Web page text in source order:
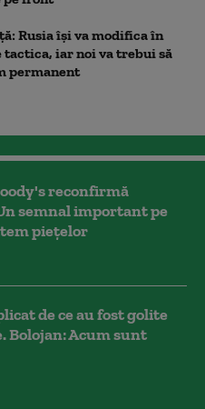
Rusia își va modifica în
iar noi va trebui să
permanent
reconfirmă
semnal important pe
piețelor
de ce au fost golite
Bolojan: Acum sunt